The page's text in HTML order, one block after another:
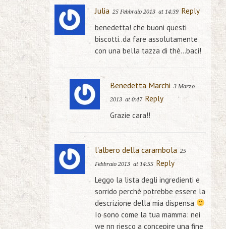
Julia 25 Febbraio 2013 at 14:39 Reply
benedetta! che buoni questi
biscotti..da fare assolutamente
con una bella tazza di thè…baci!
Benedetta Marchi 3 Marzo
2013 at 0:47 Reply
Grazie cara!!
l'albero della carambola 25
Febbraio 2013 at 14:55 Reply
Leggo la lista degli ingredienti e
sorrido perchè potrebbe essere la
descrizione della mia dispensa
Io sono come la tua mamma: nei
we nn riesco a concepire una fine